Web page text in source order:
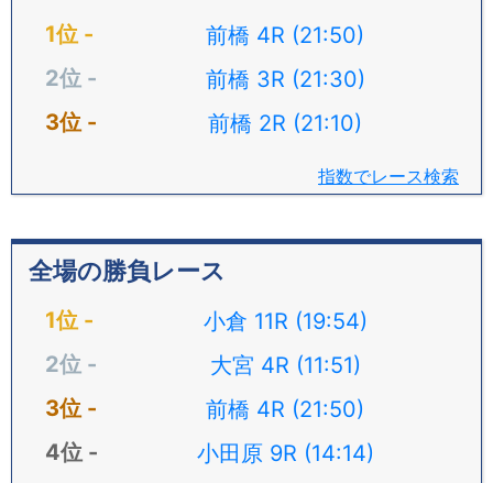
前橋 4R (21:50)
前橋 3R (21:30)
前橋 2R (21:10)
指数でレース検索
全場の勝負レース
小倉 11R (19:54)
大宮 4R (11:51)
前橋 4R (21:50)
小田原 9R (14:14)